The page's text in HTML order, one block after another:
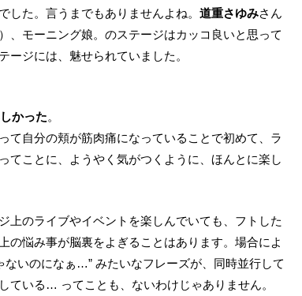
した。言うまでもありませんよね。 道重さゆみさん
、モーニング娘。のステージはカッコ良いと思って
ジには、魅せられていました。
かった。
て自分の頬が筋肉痛になっていることで初めて、ラ
てことに、ようやく気がつくように、ほんとに楽し
の悩み事が脳裏をよぎることはあります。場合によ
ないのになぁ…” みたいなフレーズが、同時並行して
ている… ってことも、ないわけじゃありません。